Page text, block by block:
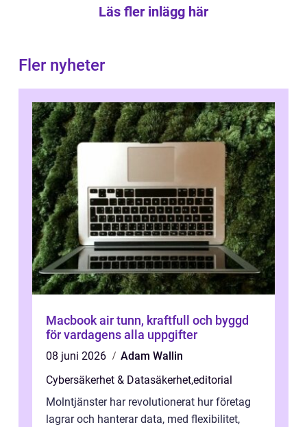
Läs fler inlägg här
Fler nyheter
Macbook air tunn, kraftfull och byggd
för vardagens alla uppgifter
08 juni 2026
Adam Wallin
Cybersäkerhet & Datasäkerhet,editorial
Molntjänster har revolutionerat hur företag
lagrar och hanterar data, med flexibilitet,